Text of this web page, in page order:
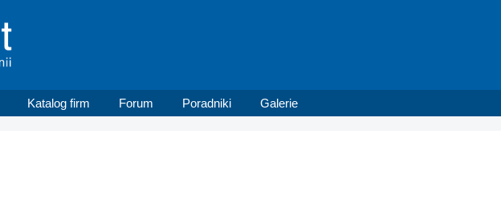
Katalog firm Forum Poradniki Galerie